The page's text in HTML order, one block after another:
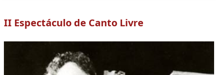
II Espectáculo de Canto Livre